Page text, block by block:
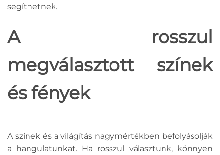
segíthetnek.
A rosszul
megválasztott színek
és fények
A színek és a világítás nagymértékben befolyásolják
a hangulatunkat. Ha rosszul választunk, könnyen